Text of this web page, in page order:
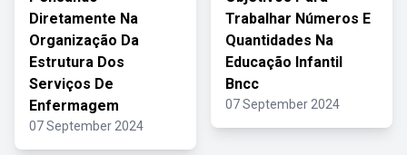
Diretamente Na
Organização Da
Estrutura Dos
Serviços De
Enfermagem
07 September 2024
Trabalhar Números E
Quantidades Na
Educação Infantil
Bncc
07 September 2024